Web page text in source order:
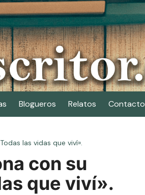
Blogueros Relatos Contacto
las vidas que viví».
con su
que viví».